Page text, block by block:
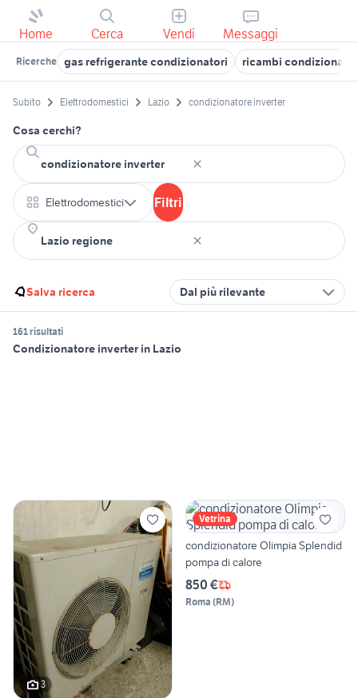
Home Cerca Vendi Messaggi
Ricerche gas refrigerante condizionatori ricambi
Subito Elettrodomestici Lazio condizionatore inverter
Cosa cerchi?
Elettrodomestici Filtri
Salva ricerca Dal più rilevante
161 risultati
Condizionatore inverter in Lazio
3
Vetrina
condizionatore Olimpia Splendid
pompa di calore
850 €
Roma (RM)